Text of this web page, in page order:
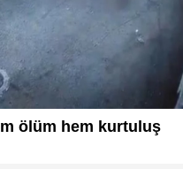
ölüm hem kurtuluş